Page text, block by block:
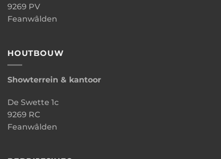
9269 PV
Feanwâlden
HOUTBOUW
Showterrein & kantoor
De Swette 1c
9269 RC
Feanwâlden